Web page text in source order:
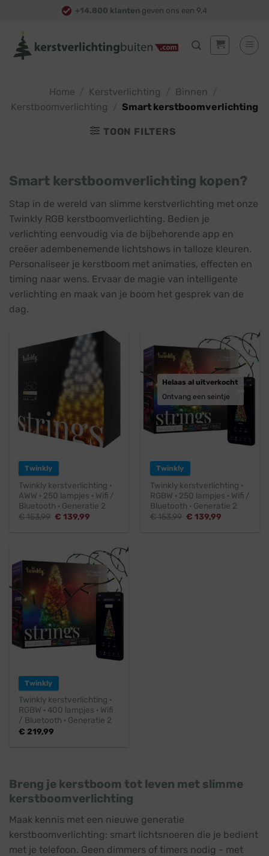
content
+14.800 klanten geven ons een 9,4
Home Kerstverlichting Binnen
Kerstboomverlichting
Smart kerstboomverlichting
TOON FILTERS
Smart kerstboomverlichting kopen?
Stap in de wereld van slimme kerstverlichting met onze
Twinkly RGB kerstboomverlichting. Bedien je
verlichting eenvoudig via de bijbehorende app en
creëer adembenemende lichtshows in talloze kleuren.
Personaliseer je kerstboom met animaties, effecten en
timing naar wens. Ervaar de magie van intelligente
verlichting en maak van je boom het gesprek van de
dag.
Twinkly
Twinkly kerstverlichting ·
AWW · 250 lampjes · Wifi /
Bluetooth · Generatie 2
€153,99 Oorspronkelijke
€ 139,99
Helaas al uitverkocht
Ontvang een seintje
Twinkly
Twinkly kerstverlichting ·
RGBW · 250 lampjes · Wifi /
Bluetooth · Generatie 2
€153,99 Oorspronkelijke
€ 139,99
Twinkly
Twinkly kerstverlichting ·
RGBW · 400 lampjes · Wifi
/ Bluetooth · Generatie 2
€ 219,99
Breng je kerstboom tot leven met slimme
kerstboomverlichting
Maak kennis met een nieuwe generatie
kerstboomverlichting: smart lichtsnoeren die je bedient
met je telefoon. Geen dimmers of timers nodig - met